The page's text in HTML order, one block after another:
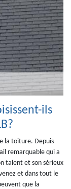
ils
la toiture. Depuis
remarquable qui a
talent et son sérieux
et dans tout le
que la